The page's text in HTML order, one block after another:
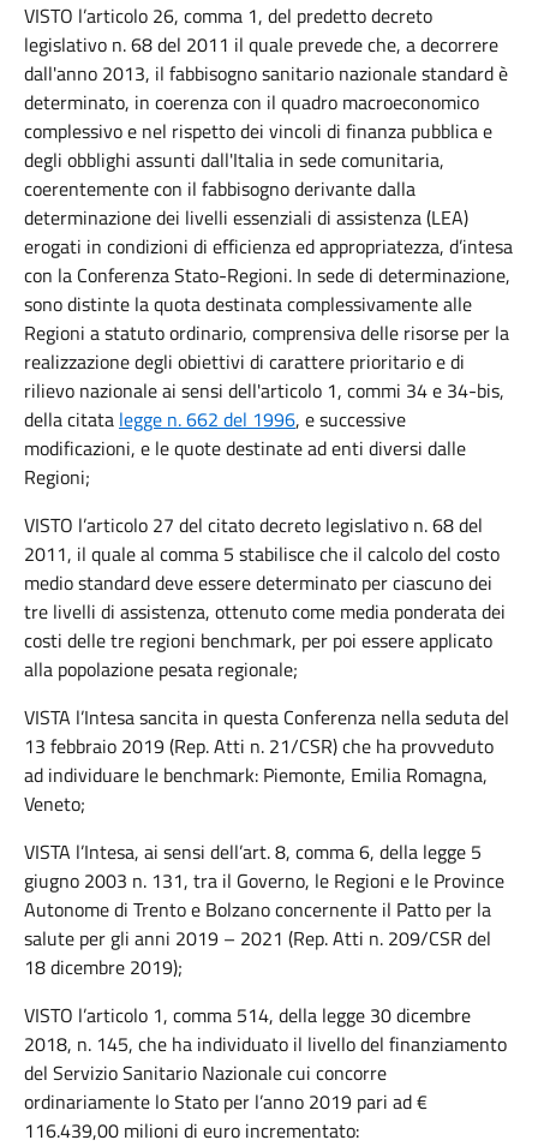
VISTO l’articolo 26, comma 1, del predetto decreto
legislativo n. 68 del 2011 il quale prevede che, a decorrere
dall'anno 2013, il fabbisogno sanitario nazionale standard è
determinato, in coerenza con il quadro macroeconomico
complessivo e nel rispetto dei vincoli di finanza pubblica e
degli obblighi assunti dall'Italia in sede comunitaria,
coerentemente con il fabbisogno derivante dalla
determinazione dei livelli essenziali di assistenza (LEA)
erogati in condizioni di efficienza ed appropriatezza, d’intesa
con la Conferenza Stato-Regioni. In sede di determinazione,
sono distinte la quota destinata complessivamente alle
Regioni a statuto ordinario, comprensiva delle risorse per la
realizzazione degli obiettivi di carattere prioritario e di
rilievo nazionale ai sensi dell'articolo 1, commi 34 e 34-bis,
della citata legge n. 662 del 1996, e successive
modificazioni, e le quote destinate ad enti diversi dalle
Regioni;
VISTO l’articolo 27 del citato decreto legislativo n. 68 del
2011, il quale al comma 5 stabilisce che il calcolo del costo
medio standard deve essere determinato per ciascuno dei
tre livelli di assistenza, ottenuto come media ponderata dei
costi delle tre regioni benchmark, per poi essere applicato
alla popolazione pesata regionale;
VISTA l’Intesa sancita in questa Conferenza nella seduta del
13 febbraio 2019 (Rep. Atti n. 21/CSR) che ha provveduto
ad individuare le benchmark: Piemonte, Emilia Romagna,
Veneto;
VISTA l’Intesa, ai sensi dell’art. 8, comma 6, della legge 5
giugno 2003 n. 131, tra il Governo, le Regioni e le Province
Autonome di Trento e Bolzano concernente il Patto per la
salute per gli anni 2019 – 2021 (Rep. Atti n. 209/CSR del
18 dicembre 2019);
VISTO l’articolo 1, comma 514, della legge 30 dicembre
2018, n. 145, che ha individuato il livello del finanziamento
del Servizio Sanitario Nazionale cui concorre
ordinariamente lo Stato per l’anno 2019 pari ad €
116.439,00 milioni di euro incrementato: